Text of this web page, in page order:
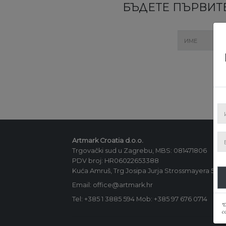
БЪДЕТЕ
Artmark Croatia d.o.o.
Trgovački sud u Zagrebu, MBS: 081471806
PDV broj: HR06022653388
Kuća Amruš, Trg Josipa Jurja Strossmayera 5,
Email: office@artmark.hr
Tel: +385 1 3885 594 Mob: +385 97 676 0714